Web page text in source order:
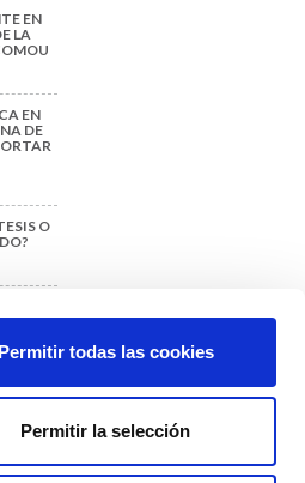
Permitir todas las cookies
Permitir la selección
EN
LA
EN
DE
O